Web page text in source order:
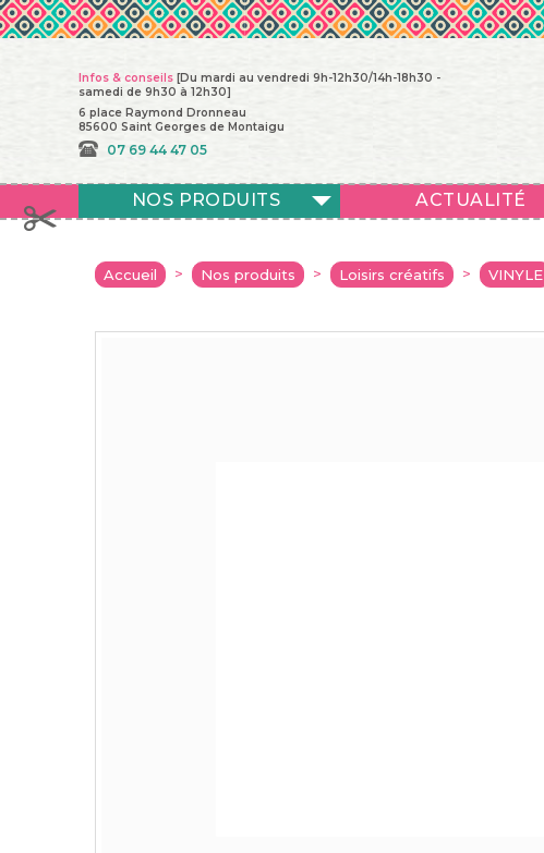
Infos & conseils [Du mardi au vendredi 9h-12h30/14h-18h30 -
samedi de 9h30 à 12h30]
6 place Raymond Dronneau
85600 Saint Georges de Montaigu
07 69 44 47 05
NOS PRODUITS ACTUALITÉ
Accueil > Nos produits > Loisirs créatifs > VINYLE